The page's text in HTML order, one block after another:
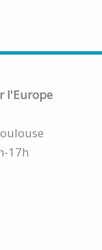
l'Europe
17h